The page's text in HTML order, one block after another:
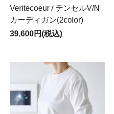
Veritecoeur / テンセルV/N
カーディガン(2color)
39,600円(税込)